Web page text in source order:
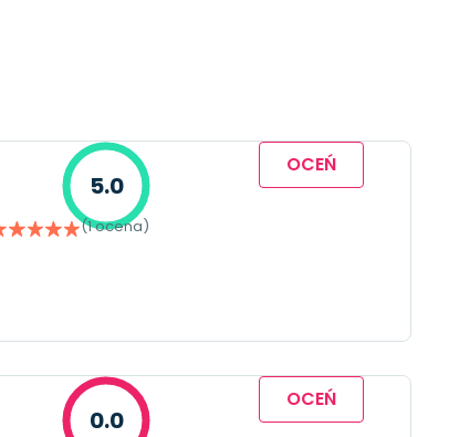
5.0
(1 ocena)
OCEŃ
0.0
OCEŃ